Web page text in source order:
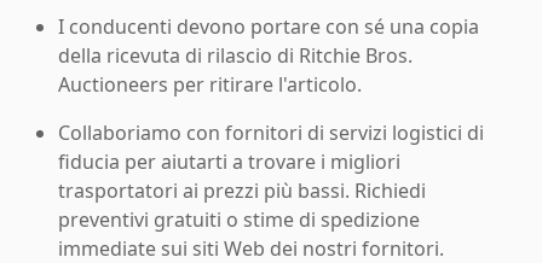
I conducenti devono portare con sé una copia
della ricevuta di rilascio di Ritchie Bros.
Auctioneers per ritirare l'articolo.
Collaboriamo con fornitori di servizi logistici di
fiducia per aiutarti a trovare i migliori
trasportatori ai prezzi più bassi. Richiedi
preventivi gratuiti o stime di spedizione
immediate sui siti Web dei nostri fornitori.